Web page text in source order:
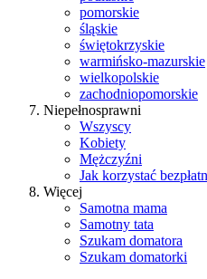
pomorskie
śląskie
świętokrzyskie
warmińsko-mazurskie
wielkopolskie
zachodniopomorskie
Niepełnosprawni
Wszyscy
Kobiety
Mężczyźni
Jak korzystać
Więcej
Samotna mama
Samotny tata
Szukam domatora
Szukam domatorki